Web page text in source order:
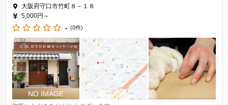
大阪府守口市竹町８－１８
5,000円～
- (0件)